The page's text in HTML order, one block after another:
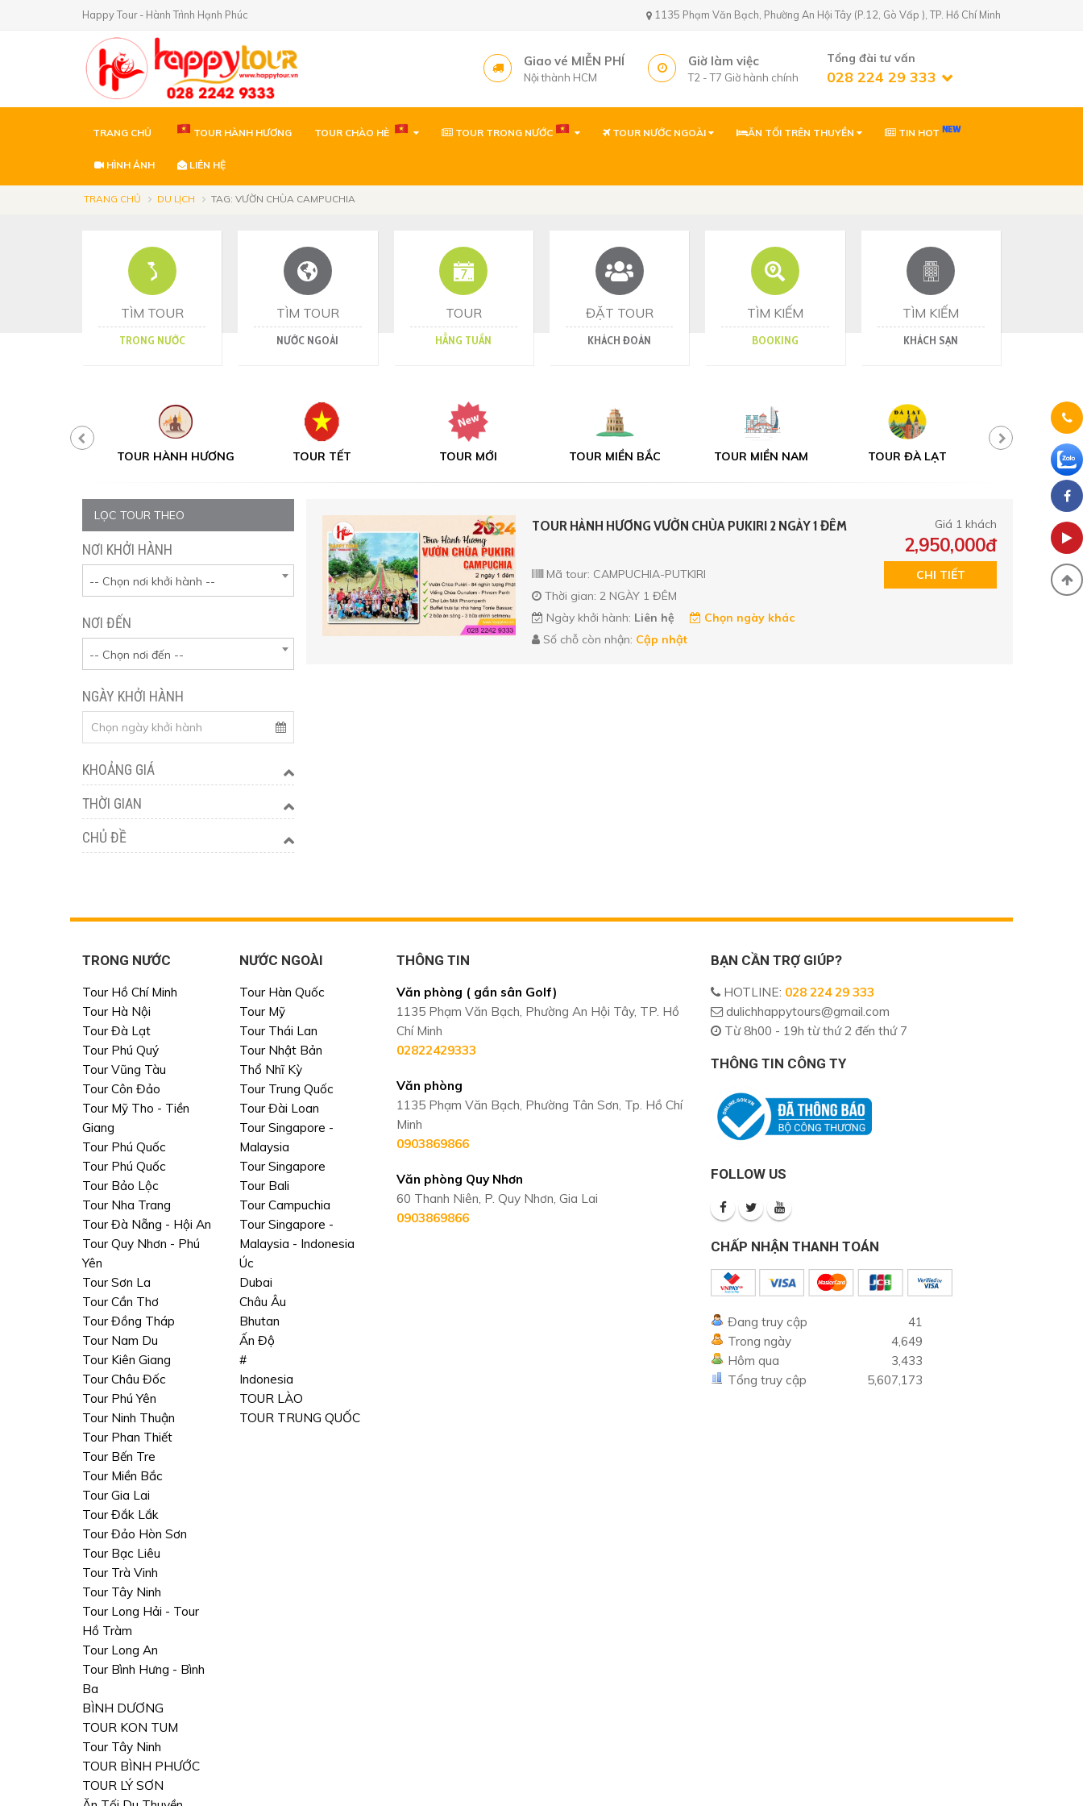
Happy Tour - Hành Trình Hạnh Phúc 1135 Phạm Văn Bạch, Phường An Hội Tây (P.12, Gò Vấp ), TP. Hồ Chí Minh
Giao vé MIỄN PHÍ
Nội thành HCM
Giờ làm việc
T2 - T7 Giờ hành chính
Tổng đài tư vấn
028 224 29 333
Văn phòng ( gần sân Golf) 02822429333
Tp. Hồ Chí Minh
Văn phòng Quy Nhơn
60 Thanh Niên, P. Quy Nhơn, Gia Lai
TRANG CHỦ TOUR HÀNH HƯƠNG TOUR CHÀO HÈ TOUR TRONG NƯỚC TOUR NƯỚC NGOÀI ĂN TỐI TRÊN THUYỀN TIN HOT
HÌNH ẢNH LIÊN HỆ
TRANG CHỦ DU LỊCH TAG: VƯỜN CHÙA CAMPUCHIA
TÌM TOUR
TRONG NƯỚC
TÌM TOUR
NƯỚC NGOÀI
TOUR
HẰNG TUẦN
ĐẶT TOUR
KHÁCH ĐOÀN
TÌM KIẾM
BOOKING
TÌM KIẾM
KHÁCH SẠN
TOUR HÀNH HƯƠNG TOUR TẾT TOUR MỚI TOUR MIỀN BẮC TOUR MIỀN NAM TOUR ĐÀ LẠT TOUR MỘT
LỌC TOUR THEO
NƠI KHỞI HÀNH
-- Chọn nơi khởi hành --
NƠI ĐẾN
-- Chọn nơi đến --
NGÀY KHỞI HÀNH
KHOẢNG GIÁ
THỜI GIAN
CHỦ ĐỀ
TOUR HÀNH HƯƠNG VƯỜN CHÙA PUKIRI 2 NGÀY 1 ĐÊM
Mã tour: CAMPUCHIA-PUTKIRI
Thời gian: 2 NGÀY 1 ĐÊM
Ngày khởi hành: Liên hệ
Chọn ngày khác
Số chỗ còn nhận: Cập nhật
Giá 1 khách
2,950,000đ
CHI TIẾT
TRONG NƯỚC
Tour Hồ Chí Minh
Tour Hà Nội
Tour Đà Lạt
Tour Phú Quý
Tour Vũng Tàu
Tour Côn Đảo
Tour Mỹ Tho - Tiền
Giang
Tour Phú Quốc
Tour Phú Quốc
Tour Bảo Lộc
Tour Nha Trang
Tour Đà Nẵng - Hội An
Tour Quy Nhơn - Phú
Yên
Tour Sơn La
Tour Cần Thơ
Tour Đồng Tháp
Tour Nam Du
Tour Kiên Giang
Tour Châu Đốc
Tour Phú Yên
Tour Ninh Thuận
Tour Phan Thiết
Tour Bến Tre
Tour Miền Bắc
Tour Gia Lai
Tour Đắk Lắk
Tour Đảo Hòn Sơn
Tour Bạc Liêu
Tour Trà Vinh
Tour Tây Ninh
Tour Long Hải - Tour
Hồ Tràm
Tour Long An
Tour Bình Hưng - Bình
Ba
BÌNH DƯƠNG
TOUR KON TUM
Tour Tây Ninh
TOUR BÌNH PHƯỚC
TOUR LÝ SƠN
NƯỚC NGOÀI
Tour Hàn Quốc
Tour Mỹ
Tour Thái Lan
Tour Nhật Bản
Thổ Nhĩ Kỳ
Tour Trung Quốc
Tour Đài Loan
Tour Singapore -
Malaysia
Tour Singapore
Tour Bali
Tour Campuchia
Tour Singapore -
Malaysia - Indonesia
Úc
Dubai
Châu Âu
Bhutan
Ấn Độ
#
Indonesia
TOUR LÀO
TOUR TRUNG QUỐC
THÔNG TIN
Văn phòng ( gần sân Golf)
1135 Phạm Văn Bạch, Phường An Hội Tây, TP. Hồ
Chí Minh
02822429333
Văn phòng
1135 Phạm Văn Bạch, Phường Tân Sơn, Tp. Hồ Chí
Minh
0903869866
Văn phòng Quy Nhơn
60 Thanh Niên, P. Quy Nhơn, Gia Lai
0903869866
BẠN CẦN TRỢ GIÚP?
HOTLINE: 028 224 29 333
dulichhappytours@gmail.com
Từ 8h00 - 19h từ thứ 2 đến thứ 7
THÔNG TIN CÔNG TY
FOLLOW US
CHẤP NHẬN THANH TOÁN
Đang truy cập
41
Trong ngày
4,649
Hôm qua
3,433
Tổng truy cập
5,607,173